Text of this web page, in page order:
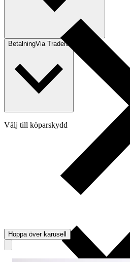
BetalningVia Tradera
Välj till köparskydd
Hoppa över karusell